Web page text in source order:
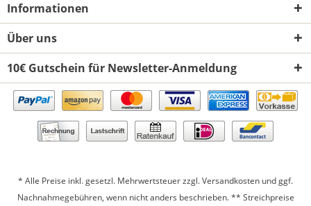
Informationen
Über uns
10€ Gutschein für Newsletter-Anmeldung
* Alle Preise inkl. gesetzl. Mehrwertsteuer zzgl.Versandkosten und ggf.
Nachnahmegebühren, wenn nicht anders beschrieben. ** Streichpreise